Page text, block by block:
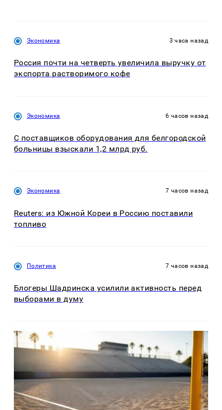
Экономика 3 часа назад
Россия почти на четверть увеличила выручку от
экспорта растворимого кофе
Экономика 6 часов назад
С поставщиков оборудования для белгородской
больницы взыскали 1,2 млрд руб.
Экономика 7 часов назад
Reuters: из Южной Кореи в Россию поставили
топливо
Политика 7 часов назад
Блогеры Шадринска усилили активность перед
выборами в думу